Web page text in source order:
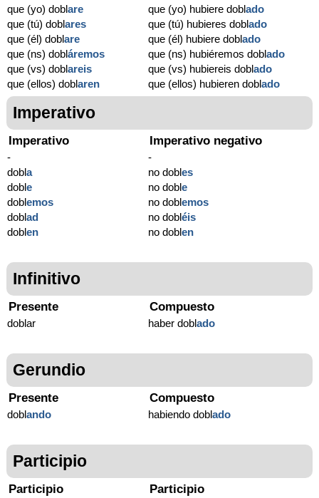
que (yo) doblare
que (tú) doblares
que (él) doblare
que (ns) dobláremos
que (vs) doblareis
que (ellos) doblaren
que (yo) hubiere doblado
que (tú) hubieres doblado
que (él) hubiere doblado
que (ns) hubiéremos doblado
que (vs) hubiereis doblado
que (ellos) hubieren doblado
Imperativo
Imperativo
-
dobla
doble
doblemos
doblad
doblen
Imperativo negativo
-
no dobles
no doble
no doblemos
no dobléis
no doblen
Infinitivo
Presente
doblar
Compuesto
haber doblado
Gerundio
Presente
doblando
Compuesto
habiendo doblado
Participio
Participio Participio